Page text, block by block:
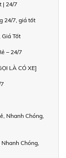
| 24/7
24/7, giá tốt
Giá Tốt
– 24/7
LÀ CÓ XE]
Nhanh Chóng,
Chóng,